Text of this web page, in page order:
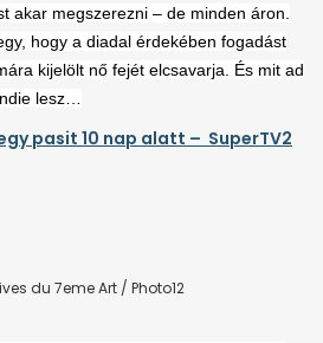
akar megszerezni – de minden áron.
hogy a diadal érdekében fogadást
kijelölt nő fejét elcsavarja. És mit ad
lesz…
pasit 10 nap alatt – SuperTV2
du 7eme Art / Photo12